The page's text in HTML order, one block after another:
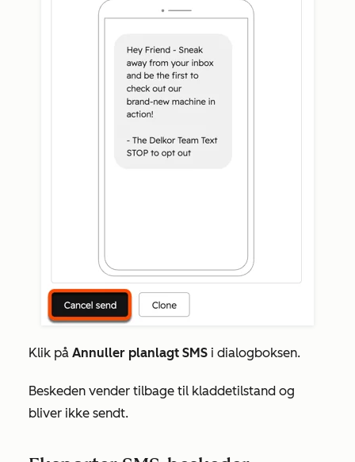
Klik på Annuller planlagt SMS i dialogboksen.
Beskeden vender tilbage til kladdetilstand og
bliver ikke sendt.